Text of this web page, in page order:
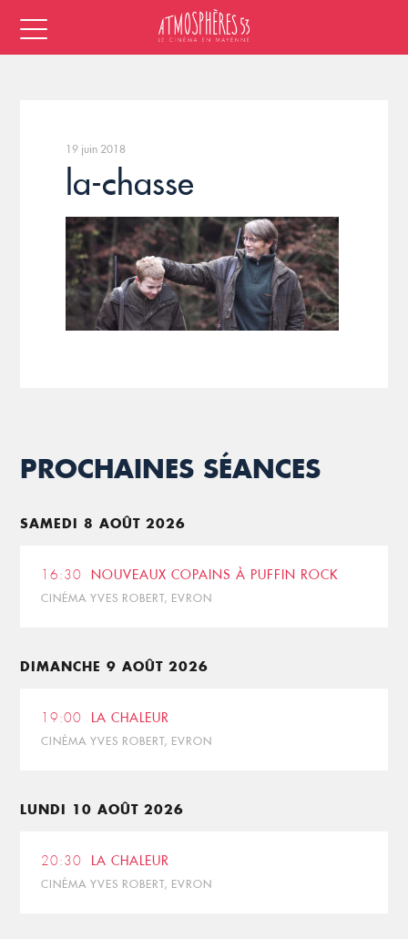
19 juin 2018
la-chasse
PROCHAINES SÉANCES
SAMEDI 8 AOÛT 2026
16:30 NOUVEAUX COPAINS À PUFFIN ROCK
CINÉMA YVES ROBERT, EVRON
DIMANCHE 9 AOÛT 2026
19:00 LA CHALEUR
CINÉMA YVES ROBERT, EVRON
LUNDI 10 AOÛT 2026
20:30 LA CHALEUR
CINÉMA YVES ROBERT, EVRON